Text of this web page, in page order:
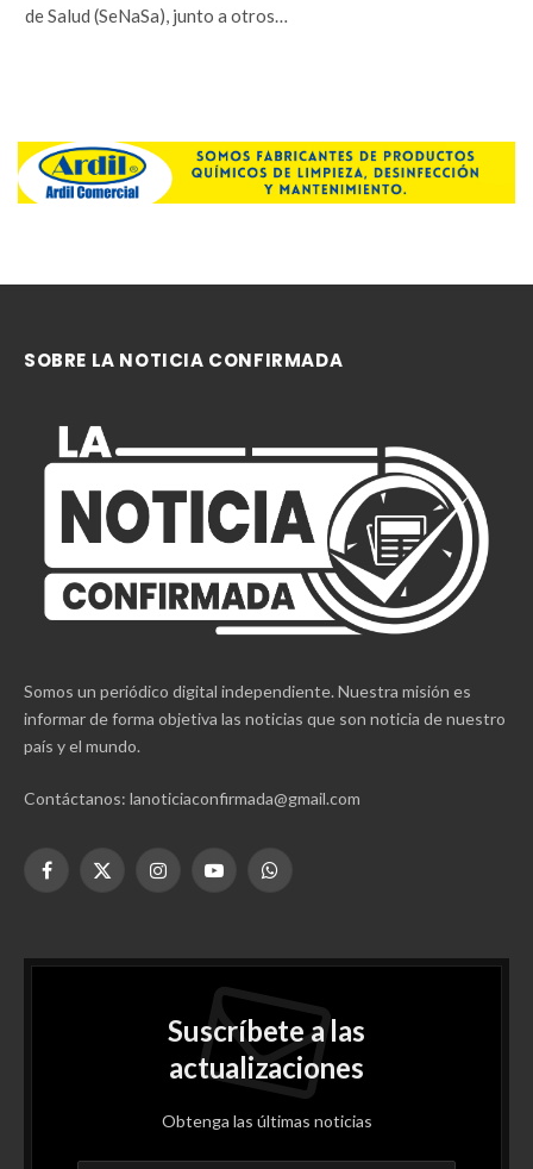
de Salud (SeNaSa), junto a otros…
SOBRE LA NOTICIA CONFIRMADA
Somos un periódico digital independiente. Nuestra misión es
informar de forma objetiva las noticias que son noticia de nuestro
país y el mundo.
Contáctanos: lanoticiaconfirmada@gmail.com
Facebook
X
InstagramYouTubeWhatsApp
Suscríbete a las
actualizaciones
Obtenga las últimas noticias